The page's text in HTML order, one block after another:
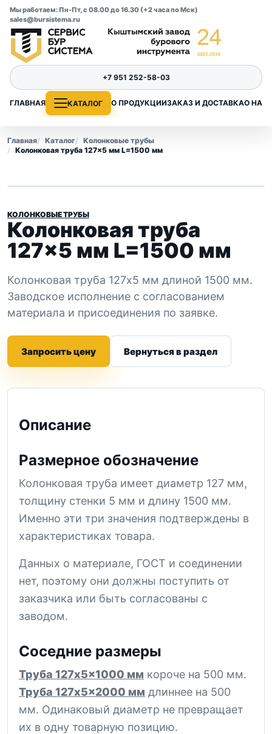
Мы работаем: Пн-Пт, с 08.00 до 16.30 (+2 часа по Мск)
sales@bursistema.ru
ГЛАВНАЯ КАТАЛОГ О ПРОДУКЦИИЗАКАЗ И ДОСТАВКАО НАС
+7 951 252-58-03
Главная Каталог
Колонковые трубы
Колонковая труба 127×5 мм L=1500 мм
КОЛОНКОВЫЕ ТРУБЫ
Колонковая труба
127×5 мм L=1500 мм
Колонковая труба 127x5 мм длиной 1500 мм.
Заводское исполнение с согласованием
материала и присоединения по заявке.
Запросить цену Вернуться в раздел
Описание
Размерное обозначение
Колонковая труба имеет диаметр 127 мм,
толщину стенки 5 мм и длину 1500 мм.
Именно эти три значения подтверждены в
характеристиках товара.
Данных о материале, ГОСТ и соединении
нет, поэтому они должны поступить от
заказчика или быть согласованы с
заводом.
Соседние размеры
Труба 127x5x1000 мм короче на 500 мм.
Труба 127x5x2000 мм длиннее на 500
мм. Одинаковый диаметр не превращает
их в одну товарную позицию.